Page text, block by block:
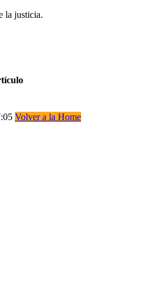
la justicia.
Volver a la Home